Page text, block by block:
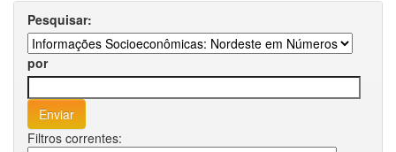
Pesquisar:
por
Filtros correntes: